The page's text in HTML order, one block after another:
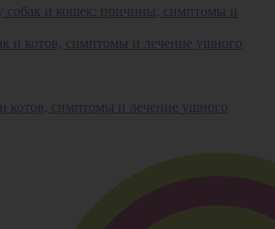
и кошек: причины, симптомы и
котов, симптомы и лечение ушного